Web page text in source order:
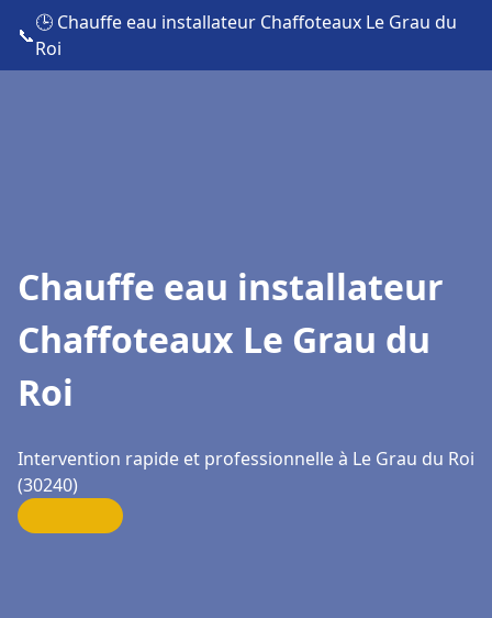
📞
🕒 Chauffe eau installateur Chaffoteaux Le Grau du
Roi
Chauffe eau installateur
Chaffoteaux Le Grau du
Roi
Intervention rapide et professionnelle à Le Grau du Roi
(30240)